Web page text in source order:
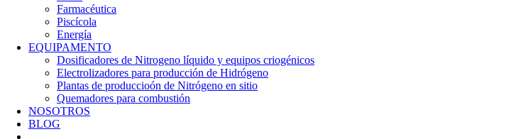
Farmacéutica
Piscícola
Energía
EQUIPAMENTO
Dosificadores de Nitrogeno líquido y equipos criogénicos
Electrolizadores para producción de Hidrógeno
Plantas de produccioón de Nitrógeno en sitio
Quemadores para combustión
NOSOTROS
BLOG